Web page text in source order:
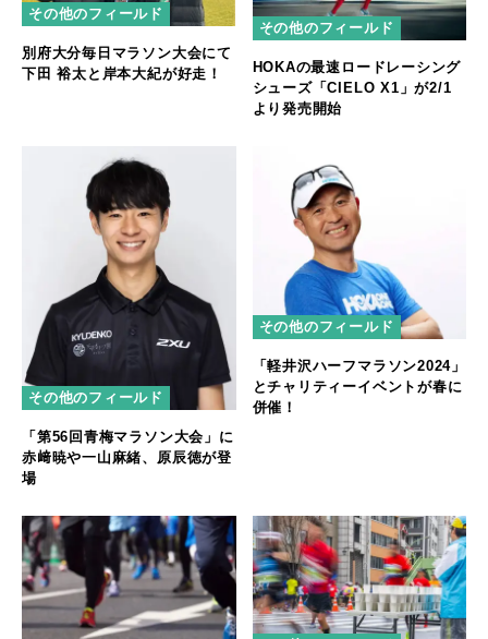
その他のフィールド
別府大分毎日マラソン大会にて
下田 裕太と岸本大紀が好走！
その他のフィールド
HOKAの最速ロードレーシング
シューズ「CIELO X1」が2/1
より発売開始
その他のフィールド
「第56回青梅マラソン大会」に
赤﨑暁や一山麻緒、原辰徳が登
場
その他のフィールド
「軽井沢ハーフマラソン2024」
とチャリティーイベントが春に
併催！